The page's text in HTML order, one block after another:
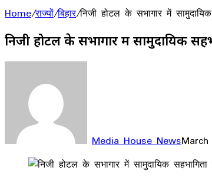
Home/राज्यों/बिहार/निजी होटल के सभागार में
निजी होटल के सभागार में सामुदायिक
Media House News
Facebook
LinkedIn
WhatsApp
Telegram